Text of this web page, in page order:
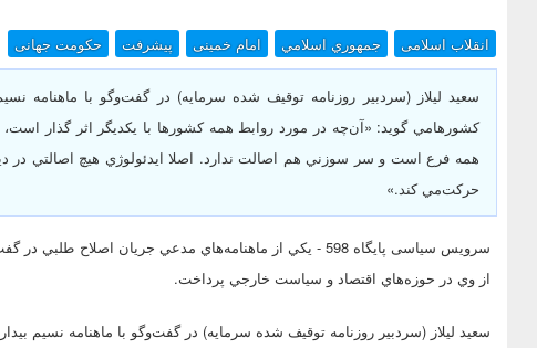
انقلاب اسلامی جمهوري اسلامي امام خمینی پيشرفت حكومت جهانی
سعيد ليلاز (سردبير روزنامه توقيف شده سرمايه) در گفت‌وگو با ماهنامه
کشورها‌مي گويد: «آن‌چه در مورد روابط همه کشورها با يکديگر اثر گذار است،
همه فرع است و سر سوزني هم اصالت ندارد. اصلا ايدئولوژي هيچ اصالتي در
حرکت‌مي کند.»
سرویس سیاسی پایگاه 598 - يکي از ماهنامه‌هاي مدعي جريان
از وي در حوزه‌هاي اقتصاد و سياست خارجي پرداخت.
سعيد ليلاز (سردبير روزنامه توقيف شده سرمايه) در گفت‌وگو با ماهنامه نسيم